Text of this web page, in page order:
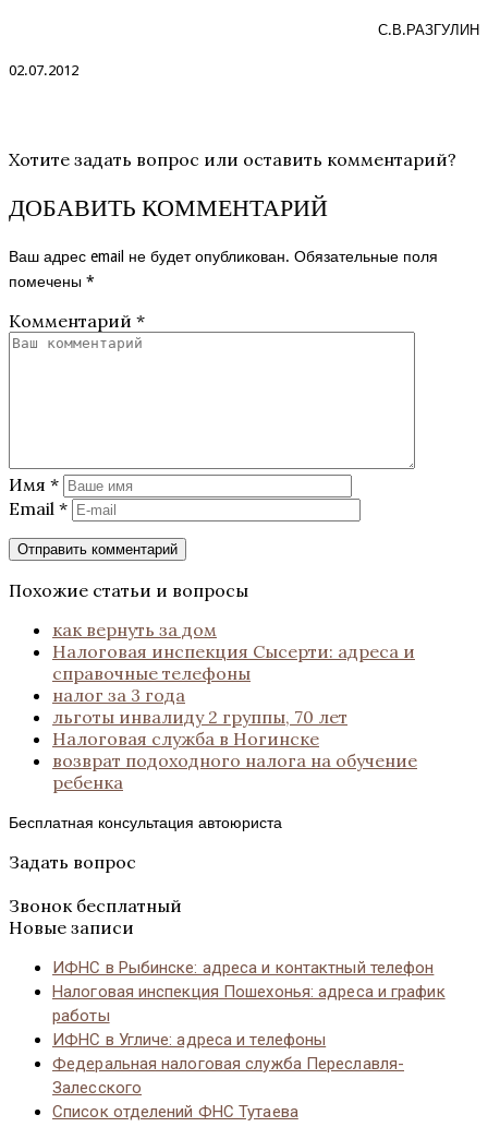
С.В.РАЗГУЛИН
02.07.2012
Хотите задать вопрос или оставить комментарий?
ДОБАВИТЬ КОММЕНТАРИЙ
Ваш адрес email не будет опубликован. Обязательные поля
помечены *
Комментарий *
Имя *
Email *
Похожие статьи и вопросы
как вернуть за дом
Налоговая инспекция Сысерти: адреса и
справочные телефоны
налог за 3 года
льготы инвалиду 2 группы, 70 лет
Налоговая служба в Ногинске
возврат подоходного налога на обучение
ребенка
Бесплатная консультация автоюриста
Задать вопрос
Звонок бесплатный
Новые записи
ИФНС в Рыбинске: адреса и контактный телефон
Налоговая инспекция Пошехонья: адреса и график
работы
ИФНС в Угличе: адреса и телефоны
Федеральная налоговая служба Переславля-
Залесского
Список отделений ФНС Тутаева